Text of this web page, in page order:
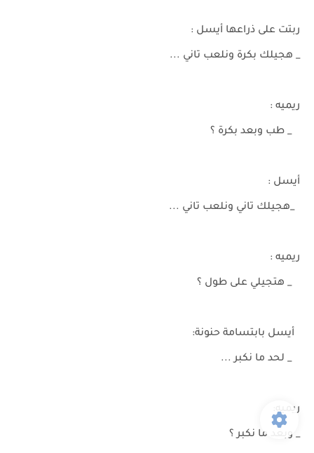
ربتت على ذراعها أيسل :
_ هجيلك بكرة ونلعب تاني ...
ريميه :
_ طب وبعد بكرة ؟
أيسل :
_هجيلك تاني ونلعب تاني ...
ريميه :
_ هتجيلي على طول ؟
أيسل بابتسامة حنونة:
_ لحد ما نكبر ...
ريميه:
_ وبعد ما نكبر ؟